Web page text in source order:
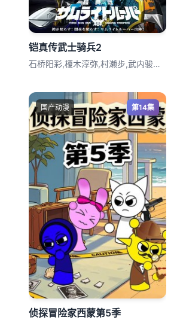
铠真传武士骑兵2
石桥阳彩,榎木淳弥,村濑步,武内骏辅,熊
国产动漫 第14集
侦探冒险家西蒙第5季